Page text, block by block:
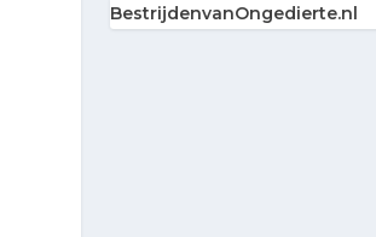
BestrijdenvanOngedierte.nl